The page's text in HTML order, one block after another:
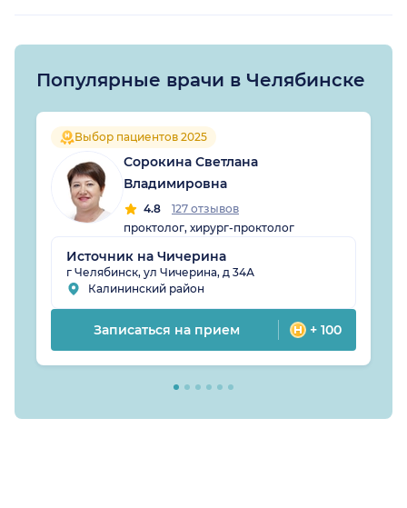
Популярные врачи в Челябинске
Выбор пациентов 2025
Сорокина Светлана
Владимировна
4.8
127 отзывов
проктолог, хирург-проктолог
Источник на Чичерина
г Челябинск, ул Чичерина, д 34А
Калининский район
Записаться на прием + 100